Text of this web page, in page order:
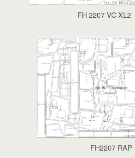
FH 2207 VC XL2
FH2207 RAP